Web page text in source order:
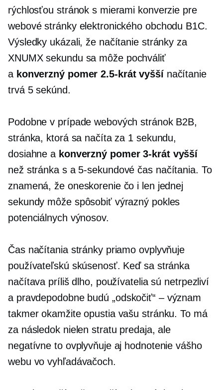
rýchlosťou stránok s mierami konverzie pre
webové stránky elektronického obchodu B1C.
Výsledky ukázali, že načítanie stránky za
XNUMX sekundu sa môže pochváliť
a konverzný pomer 2.5-krát vyššínačítanie
trvá 5 sekúnd.
Podobne v prípade webových stránok B2B,
stránka, ktorá sa načíta za 1 sekundu,
dosiahne a konverzný pomer 3-krát vyšší
než stránka s a 5-sekundové čas načítania. To
znamená, že oneskorenie čo i len jednej
sekundy môže spôsobiť výrazný pokles
potenciálnych výnosov.
Čas načítania stránky priamo ovplyvňuje
používateľskú skúsenosť. Keď sa stránka
načítava príliš dlho, používatelia sú netrpezliví
a pravdepodobne budú „odskočiť“ – význam
takmer okamžite opustia vašu stránku. To má
za následok nielen stratu predaja, ale
negatívne to ovplyvňuje aj hodnotenie vášho
webu vo vyhľadávačoch.